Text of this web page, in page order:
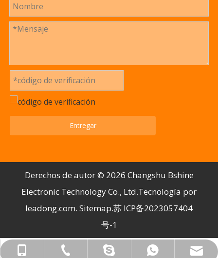
+86-18606239695
+86-512-52856762
sherry198410
+8618606239695
bshine@bshine-tech.com
Entregar
Derechos de autor ©️ 2026 Changshu Bshine
Electronic Technology Co., Ltd.Tecnología por
leadong.com. Sitemap.苏 ICP备2023057404
号-1